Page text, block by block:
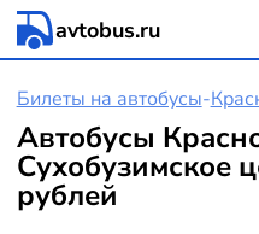
avtobus.ru
Билеты на автобусы-
Автобусы
Сухобузимское
рублей